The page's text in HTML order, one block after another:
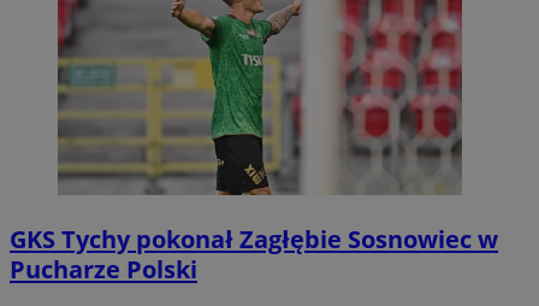
GKS Tychy pokonał Zagłębie Sosnowiec w
Pucharze Polski